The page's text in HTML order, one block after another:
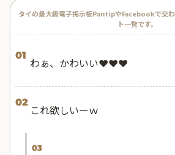
タイの最大級電子掲示板PantipやFacebookで交
ト一覧です。
01
わぁ、かわいい❤️❤️❤️
02
これ欲しいーｗ
03